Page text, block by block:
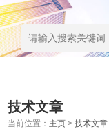
技术文章
当前位置： 主页 >技术文章